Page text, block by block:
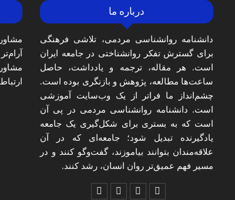
درباره ما
دانشنامه روانشناسی مردمی، تلاشی فرهنگی
برای گسترش تفکر روانشناختی در جامعه ایران
است. هر مقاله، ترجمه و یادداشت، حاصل
ساعت‌ها مطالعه، پژوهش و بازنگری بوده است.
چشم‌انداز ما فراتر از یک وب‌سایت آموزشی
است. دانشنامه روانشناسی مردمی در پی آن
است که به بستری برای شکل‌گیری یک جامعه
یادگیرنده تبدیل شود؛ جامعه‌ای که در آن
علاقه‌مندان بتوانند بیاموزند، گفت‌وگو کنند و در
مسیر فهم عمیق‌تر روان انسان، رشد کنند.